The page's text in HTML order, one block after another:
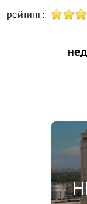
рейтинг: